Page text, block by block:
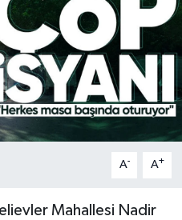
A- A+
Mahallesi Nadir